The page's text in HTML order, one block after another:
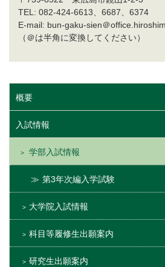
TEL: 082-424-6613、6687、6374
E-mail: bun-gaku-sien＠
（＠は半角に変換してください）
概要
入試情報
学部入試情報
第3年次編入学試験
大学院入試情報
科目等履修生出願案内
研究生出願案内